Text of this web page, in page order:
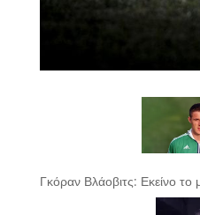
Γκόραν Βλάοβιτς: Εκείνο